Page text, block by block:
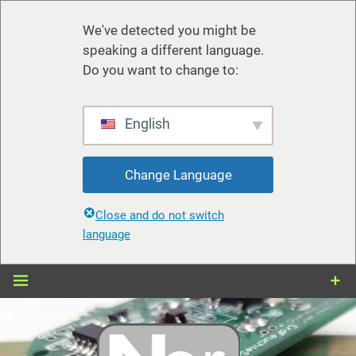
We've detected you might be
speaking a different language.
Do you want to change to:
English
Change Language
Close and do not switch
language
Zum